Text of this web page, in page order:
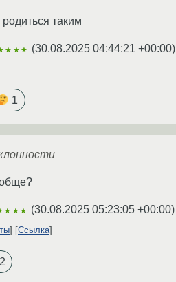
таким
(30.08.2025 04:44:21 +00:00)
1
(30.08.2025 05:23:05 +00:00)
Ссылка
2